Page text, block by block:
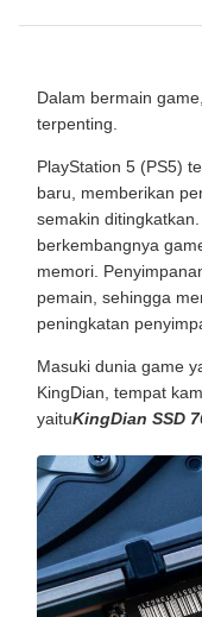
Dalam bermain
terpenting.
PlayStation 5 (PS5)
baru, memberikan
semakin
berkembangnya
memori.
pemain, sehingga
peningkatan
Masuki dunia game
KingDian, tempat
yaituKingDian SSD